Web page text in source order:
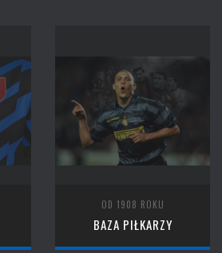
OD 1908 ROKU
BAZA PIŁKARZY